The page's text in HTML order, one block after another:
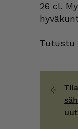
26 cl.
Tutustu